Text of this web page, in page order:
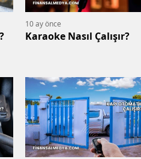
10 ay önce
Karaoke Nasıl Çalışır?